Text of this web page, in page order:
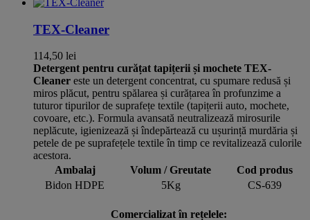
TEX-Cleaner
114,50 lei
Detergent pentru curățat tapițerii și mochete TEX-
Cleaner este un detergent concentrat, cu spumare redusă și
miros plăcut, pentru spălarea și curățarea în profunzime a
tuturor tipurilor de suprafețe textile (tapițerii auto, mochete,
covoare, etc.). Formula avansată neutralizează mirosurile
neplăcute, igienizează și îndepărtează cu ușurință murdăria și
petele de pe suprafețele textile în timp ce revitalizează culorile
acestora.
Ambalaj
Volum / Greutate
Cod produs
Bidon HDPE
5Kg CS-639
Comercializat în rețelele: